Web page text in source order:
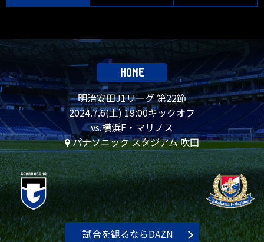
HOME
明治安田J1リーグ 第22節
2024.7.6(土) 19:00キックオフ
vs.横浜F・マリノス
パナソニック スタジアム 吹田
試合を観るならDAZN